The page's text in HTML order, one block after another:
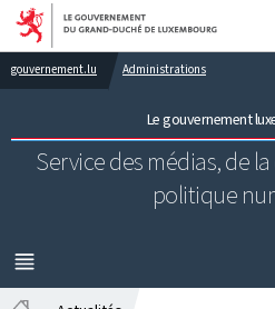
Aller au menu
Aller au
gouvernement.lu Administrations
Le gouvernement
Service des médias, de
politique
MENU
PRINCIPAL